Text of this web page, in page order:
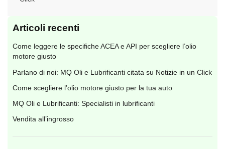
Articoli recenti
Come leggere le specifiche ACEA e API per scegliere l’olio
motore giusto
Parlano di noi: MQ Oli e Lubrificanti citata su Notizie in un Click
Come scegliere l’olio motore giusto per la tua auto
MQ Oli e Lubrificanti: Specialisti in lubrificanti
Vendita all’ingrosso